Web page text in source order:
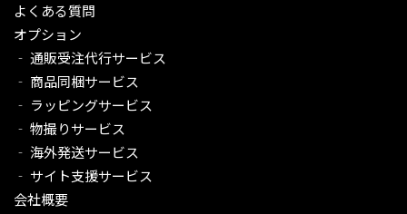
よくある質問
オプション
‐ 通販受注代行サービス​
‐ 商品同梱サービス
‐ ラッピングサービス
‐ 物撮りサービス
‐ 海外発送サービス
‐ サイト支援サービス
会社概要